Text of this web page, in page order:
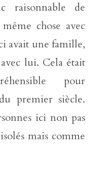
raisonnable de
chose avec
avait une famille,
lui. Cela était
pour
premier siècle.
ici non pas
mais comme